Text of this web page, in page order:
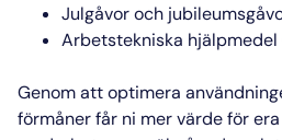
Julgåvor och
Arbetstekniska
Genom att optimera
förmåner får ni mer värde för